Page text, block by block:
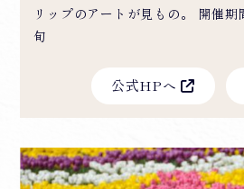
リップのアートが見もの。 開催期
旬
公式HPへ